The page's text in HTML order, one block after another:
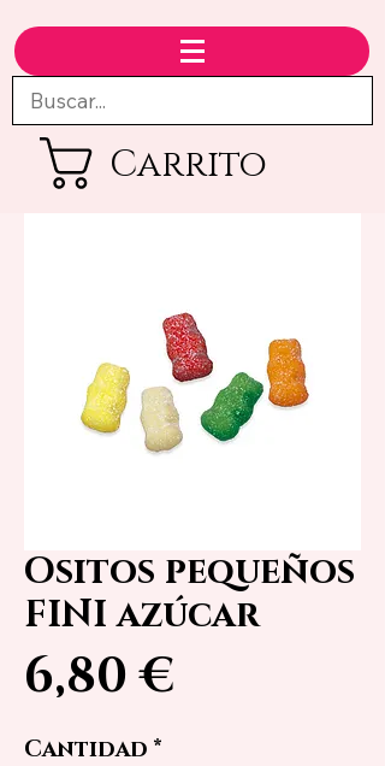
Carrito
Ositos pequeños
FINI azúcar
6,80 €
Cantidad *